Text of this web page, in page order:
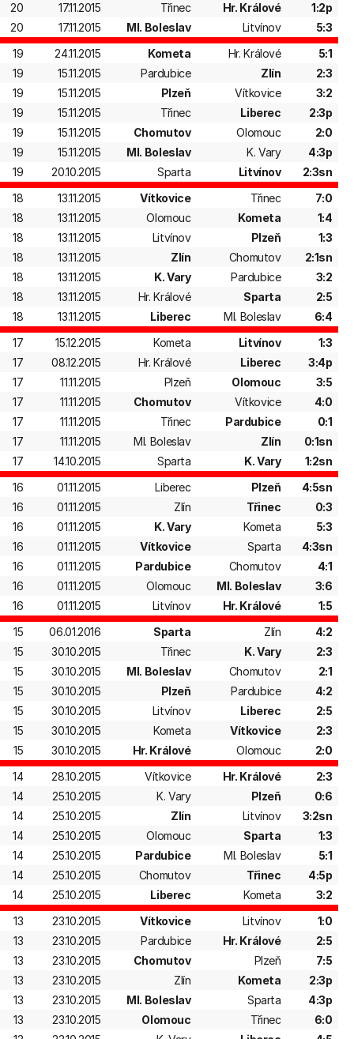
20
17.11.2015 Třinec Hr. Králové
1:2p
20
17.11.2015 Ml. Boleslav Litvínov
5:3
19
24.11.2015 Kometa Hr. Králové
5:1
19
15.11.2015 Pardubice Zlín
2:3
19
15.11.2015 Plzeň Vítkovice
3:2
19
15.11.2015 Třinec Liberec
2:3p
19
15.11.2015 Chomutov Olomouc
2:0
19
15.11.2015 Ml. Boleslav K. Vary
4:3p
19
20.10.2015 Sparta Litvínov
2:3sn
18
13.11.2015 Vítkovice Třinec
7:0
18
13.11.2015 Olomouc Kometa
1:4
18
13.11.2015 Litvínov Plzeň
1:3
18
13.11.2015 Zlín Chomutov
2:1sn
18
13.11.2015 K. Vary Pardubice
3:2
18
13.11.2015 Hr. Králové Sparta
2:5
18
13.11.2015 Liberec Ml. Boleslav
6:4
17
15.12.2015 Kometa Litvínov
1:3
17
08.12.2015 Hr. Králové Liberec
3:4p
17
11.11.2015 Plzeň Olomouc
3:5
17
11.11.2015 Chomutov Vítkovice
4:0
17
11.11.2015 Třinec Pardubice
0:1
17
11.11.2015 Ml. Boleslav Zlín
0:1sn
17
14.10.2015 Sparta K. Vary
1:2sn
16
01.11.2015 Liberec Plzeň
4:5sn
16
01.11.2015 Zlín Třinec
0:3
16
01.11.2015 K. Vary Kometa
5:3
16
01.11.2015 Vítkovice Sparta
4:3sn
16
01.11.2015 Pardubice Chomutov
4:1
16
01.11.2015 Olomouc Ml. Boleslav
3:6
16
01.11.2015 Litvínov Hr. Králové
1:5
15
06.01.2016 Sparta Zlín
4:2
15
30.10.2015 Třinec K. Vary
2:3
15
30.10.2015 Ml. Boleslav Chomutov
2:1
15
30.10.2015 Plzeň Pardubice
4:2
15
30.10.2015 Litvínov Liberec
2:5
15
30.10.2015 Kometa Vítkovice
2:3
15
30.10.2015 Hr. Králové Olomouc
2:0
14
28.10.2015 Vítkovice Hr. Králové
2:3
14
25.10.2015 K. Vary Plzeň
0:6
14
25.10.2015 Zlín Litvínov
3:2sn
14
25.10.2015 Olomouc Sparta
1:3
14
25.10.2015 Pardubice Ml. Boleslav
5:1
14
25.10.2015 Chomutov Třinec
4:5p
14
25.10.2015 Liberec Kometa
3:2
13
23.10.2015 Vítkovice Litvínov
1:0
13
23.10.2015 Pardubice Hr. Králové
2:5
13
23.10.2015 Chomutov Plzeň
7:5
13
23.10.2015 Zlín Kometa
2:3p
13
23.10.2015 Ml. Boleslav Sparta
4:3p
13
23.10.2015 Olomouc Třinec
6:0